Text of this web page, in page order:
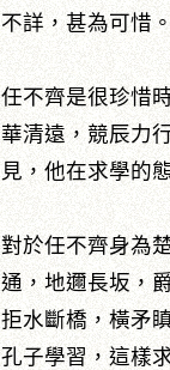
不詳，甚為可惜
任不齊是很珍惜
華清遠，競辰力
見，他在求學的
對於任不齊身為
通，地邇長坂，
拒水斷橋，橫矛
孔子學習，這樣